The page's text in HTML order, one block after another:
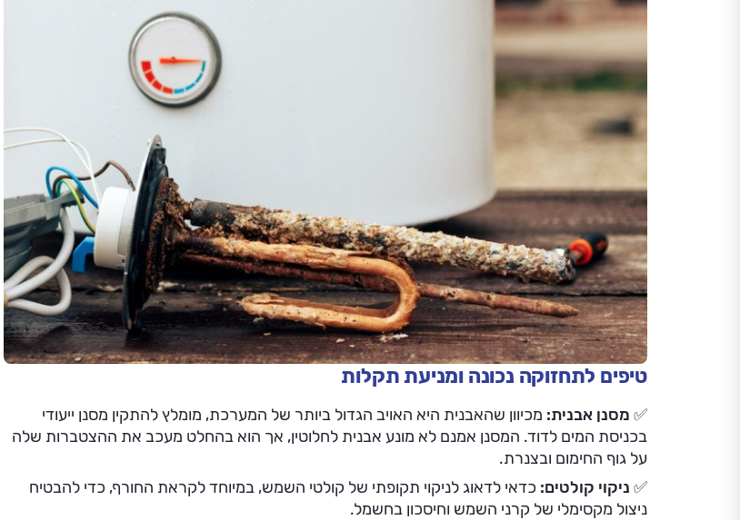
טיפים לתחזוקה נכונה ומניעת תקלות
✅ מסנן אבנית: מכיוון שהאבנית היא האויב הגדול ביותר של המערכת, מומלץ להתקין מסנן ייעודי
בכניסת המים לדוד. המסנן אמנם לא מונע אבנית לחלוטין, אך הוא בהחלט מעכב את ההצטברות שלה
על גוף החימום ובצנרת.
✅ ניקוי קולטים: כדאי לדאוג לניקוי תקופתי של קולטי השמש, במיוחד לקראת החורף, כדי להבטיח
ניצול מקסימלי של קרני השמש וחיסכון בחשמל.